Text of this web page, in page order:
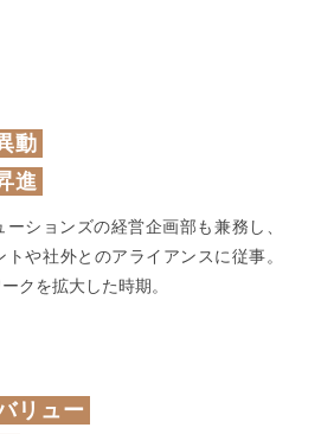
動
進
ションズの経営企画部も兼務し、
や社外とのアライアンスに従事。
クを拡大した時期。
リュー